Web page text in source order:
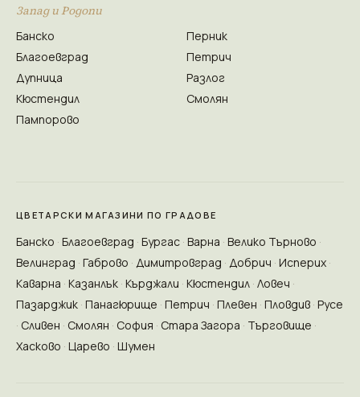
Запад и Родопи
Банско
Благоевград
Дупница
Кюстендил
Пампорово
Перник
Петрич
Разлог
Смолян
ЦВЕТАРСКИ МАГАЗИНИ ПО ГРАДОВЕ
Банско Благоевград Бургас Варна Велико Търново
Велинград Габрово Димитровград Добрич Исперих
Каварна Казанлък Кърджали Кюстендил Ловеч
Пазарджик Панагюрище Петрич Плевен Пловдив Русе
Сливен Смолян София Стара Загора Търговище
Хасково Царево Шумен